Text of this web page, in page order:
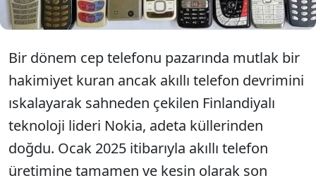
Bir dönem cep telefonu pazarında mutlak bir
hakimiyet kuran ancak akıllı telefon devrimini
ıskalayarak sahneden çekilen Finlandiyalı
teknoloji lideri Nokia, adeta küllerinden
doğdu. Ocak 2025 itibarıyla akıllı telefon
üretimine tamamen ve kesin olarak son